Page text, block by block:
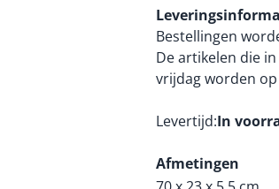
Bestellingen
De artikelen die
vrijdag worden
Levertijd In
Afmetingen